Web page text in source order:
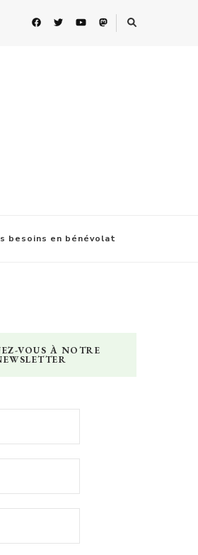
besoins en bénévolat
VOUS À NOTRE